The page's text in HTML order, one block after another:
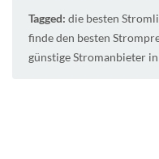
Tagged: die besten
finde den besten
günstige Stromanbieter